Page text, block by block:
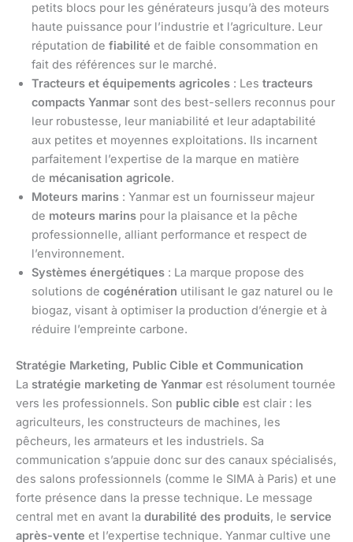
petits blocs pour les générateurs jusqu’à des moteurs
haute puissance pour l’industrie et l’agriculture. Leur
réputation de fiabilité et de faible consommation en
fait des références sur le marché.
Tracteurs et équipements agricoles : Les tracteurs
compacts Yanmar sont des best-sellers reconnus pour
leur robustesse, leur maniabilité et leur adaptabilité
aux petites et moyennes exploitations. Ils incarnent
parfaitement l’expertise de la marque en matière
de mécanisation agricole.
Moteurs marins : Yanmar est un fournisseur majeur
de moteurs marins pour la plaisance et la pêche
professionnelle, alliant performance et respect de
l’environnement.
Systèmes énergétiques : La marque propose des
solutions de cogénération utilisant le gaz naturel ou le
biogaz, visant à optimiser la production d’énergie et à
réduire l’empreinte carbone.
Stratégie Marketing, Public Cible et Communication
La stratégie marketing de Yanmar est résolument tournée
vers les professionnels. Son public cible est clair : les
agriculteurs, les constructeurs de machines, les
pêcheurs, les armateurs et les industriels. Sa
communication s’appuie donc sur des canaux spécialisés,
des salons professionnels (comme le SIMA à Paris) et une
forte présence dans la presse technique. Le message
central met en avant la durabilité des produits, le service
après-vente et l’expertise technique. Yanmar cultive une